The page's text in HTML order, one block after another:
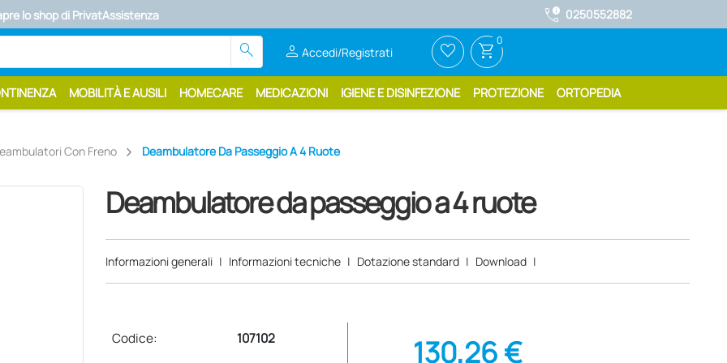
lo shop di PrivatAssistenza call_quality 0250552882
search person Accedi/Registrati favorite_border shopping_cart 0
MOBILITÀ E AUSILI HOMECARE MEDICAZIONI IGIENE E DISINFEZIONE PROTEZIONE ORTOPEDIA
Con Freno Deambulatore Da Passeggio A 4 Ruote
Deambulatore da passeggio a 4 ruote
Informazioni generali | Informazioni tecniche | Dotazione standard | Download |
Codice:
107102
130,26 €